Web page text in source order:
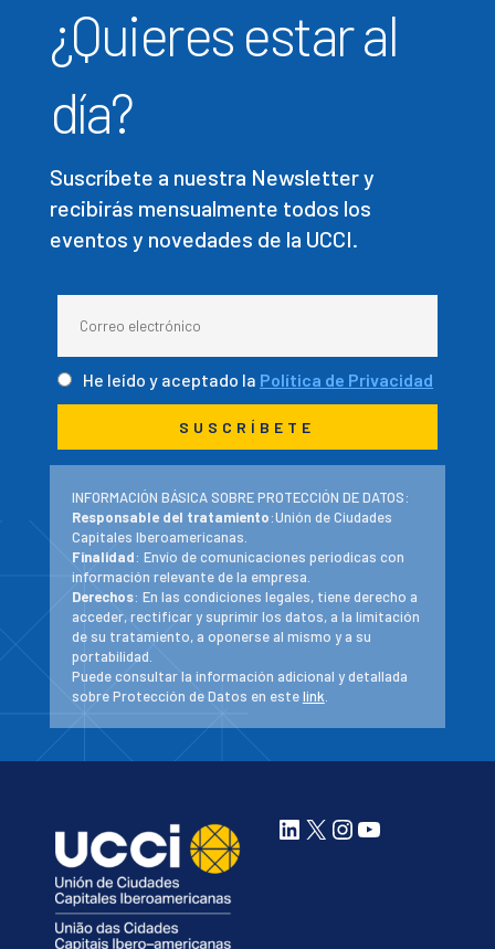
¿Quieres estar al
día?
Suscríbete a nuestra Newsletter y
recibirás mensualmente todos los
eventos y novedades de la UCCI.
He leído y aceptado la Política de Privacidad
INFORMACIÓN BÁSICA SOBRE PROTECCIÓN DE DATOS:
Responsable del tratamiento:Unión de Ciudades
Capitales Iberoamericanas.
Finalidad: Envío de comunicaciones periodicas con
información relevante de la empresa.
Derechos: En las condiciones legales, tiene derecho a
acceder, rectificar y suprimir los datos, a la limitación
de su tratamiento, a oponerse al mismo y a su
portabilidad.
Puede consultar la información adicional y detallada
sobre Protección de Datos en estelink
LinkedIn
X Instagram
YouTube